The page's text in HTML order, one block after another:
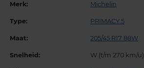
Merk: Michelin
Type: PRIMACY 5
Maat: 205/45 R17 88W
Snelheid: W (t/m 270 km/u)